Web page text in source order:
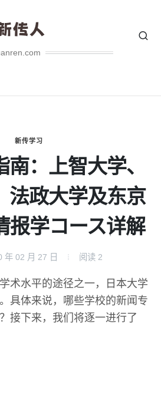
新传学习
南：上智大学、
法政大学及东京
报学コース详解
年 02 月 27 日 阅读 2
术水平的途径之一，日本大学
具体来说，哪些学校的新闻专
接下来，我们将逐一进行了